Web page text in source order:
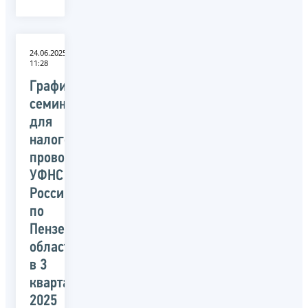
24.06.2025
11:28
График
семинаров
для
налогоплательщиков,
проводимых
УФНС
России
по
Пензенской
области
в 3
квартале
2025